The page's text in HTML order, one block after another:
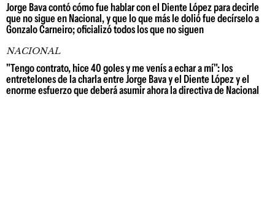
Jorge Bava contó cómo fue hablar con el Diente López para decirle
que no sigue en Nacional, y que lo que más le dolió fue decírselo a
Gonzalo Carneiro; oficializó todos los que no siguen
NACIONAL
"Tengo contrato, hice 40 goles y me venís a echar a mí": los
entretelones de la charla entre Jorge Bava y el Diente López y el
enorme esfuerzo que deberá asumir ahora la directiva de Nacional